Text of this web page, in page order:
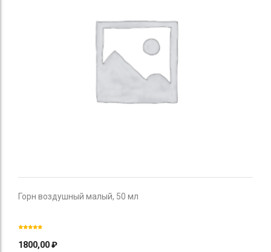
Горн воздушный малый, 50 мл
1800,00₽